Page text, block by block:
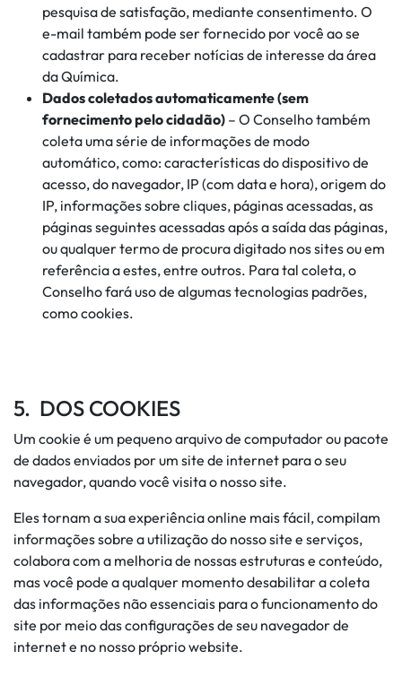
pesquisa de satisfação, mediante consentimento. O
e-mail também pode ser fornecido por você ao se
cadastrar para receber notícias de interesse da área
da Química.
Dados coletados automaticamente (sem
fornecimento pelo cidadão) – O Conselho também
coleta uma série de informações de modo
automático, como: características do dispositivo de
acesso, do navegador, IP (com data e hora), origem do
IP, informações sobre cliques, páginas acessadas, as
páginas seguintes acessadas após a saída das páginas,
ou qualquer termo de procura digitado nos sites ou em
referência a estes, entre outros. Para tal coleta, o
Conselho fará uso de algumas tecnologias padrões,
como cookies.
5. DOS COOKIES
Um cookie é um pequeno arquivo de computador ou pacote
de dados enviados por um site de internet para o seu
navegador, quando você visita o nosso site.
Eles tornam a sua experiência online mais fácil, compilam
informações sobre a utilização do nosso site e serviços,
colabora com a melhoria de nossas estruturas e conteúdo,
mas você pode a qualquer momento desabilitar a coleta
das informações não essenciais para o funcionamento do
site por meio das configurações de seu navegador de
internet e no nosso próprio website.